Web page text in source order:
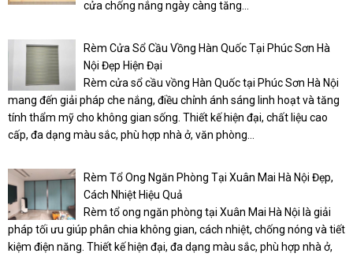
cửa chống nắng ngày càng tăng...
Rèm Cửa Sổ Cầu Vồng Hàn Quốc Tại Phúc Sơn Hà
Nội Đẹp Hiện Đại
Rèm cửa sổ cầu vồng Hàn Quốc tại Phúc Sơn Hà Nội
mang đến giải pháp che nắng, điều chỉnh ánh sáng linh hoạt và tăng
tính thẩm mỹ cho không gian sống. Thiết kế hiện đại, chất liệu cao
cấp, đa dạng màu sắc, phù hợp nhà ở, văn phòng...
Rèm Tổ Ong Ngăn Phòng Tại Xuân Mai Hà Nội Đẹp,
Cách Nhiệt Hiệu Quả
Rèm tổ ong ngăn phòng tại Xuân Mai Hà Nội là giải
pháp tối ưu giúp phân chia không gian, cách nhiệt, chống nóng và tiết
kiệm điện năng. Thiết kế hiện đại, đa dạng màu sắc, phù hợp nhà ở,